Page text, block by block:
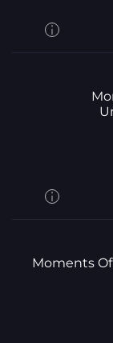
Moments